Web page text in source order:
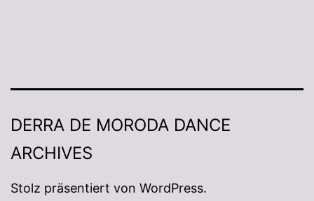
DERRA DE MORODA DANCE
ARCHIVES
Stolz präsentiert von WordPress.